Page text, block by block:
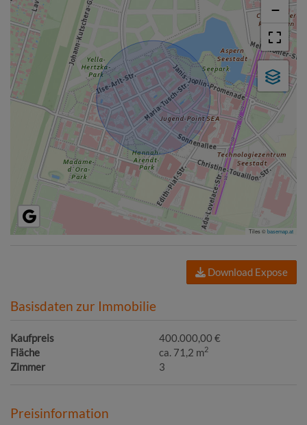
−
Tiles ©basemap.at
Download Expose
Basisdaten zur Immobilie
Kaufpreis
400.000,00 €
Fläche
ca. 71,2 m2
Zimmer 3
Preisinformation